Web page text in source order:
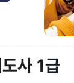
사 1급